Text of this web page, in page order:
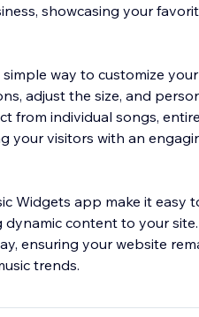
showcasing your
way to customize
adjust the size, and
from individual songs,
your visitors with an
Widgets app make it easy
content to your
ensuring your website
trends.